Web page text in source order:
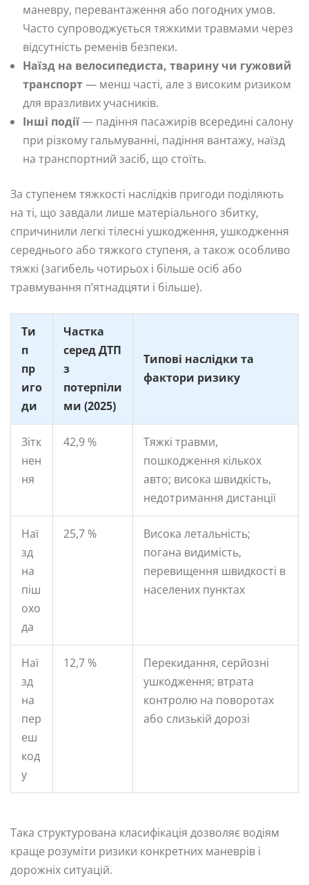
маневру, перевантаження або погодних умов.
Часто супроводжується тяжкими травмами через
відсутність ременів безпеки.
Наїзд на велосипедиста, тварину чи гужовий
транспорт— менш часті, але з високим ризиком
для вразливих учасників.
Інші події— падіння пасажирів всередині салону
при різкому гальмуванні, падіння вантажу, наїзд
на транспортний засіб, що стоїть.
За ступенем тяжкості наслідків пригоди поділяють
на ті, що завдали лише матеріального збитку,
спричинили легкі тілесні ушкодження, ушкодження
середнього або тяжкого ступеня, а також особливо
тяжкі (загибель чотирьох і більше осіб або
травмування п’ятнадцяти і більше).
Ти
п
пр
иго
ди
Частка
серед ДТП
з
потерпіли
ми (2025)
Типові наслідки та
фактори ризику
Зітк
нен
ня
42,9 %
Тяжкі травми,
пошкодження кількох
авто; висока швидкість,
недотримання дистанції
Наї
зд
на
піш
охо
да
25,7 %
Висока летальність;
погана видимість,
перевищення швидкості в
населених пунктах
Наї
зд
на
пер
еш
код
у
12,7 %
Перекидання, серйозні
ушкодження; втрата
контролю на поворотах
або слизькій дорозі
Така структурована класифікація дозволяє водіям
краще розуміти ризики конкретних маневрів і
дорожніх ситуацій.